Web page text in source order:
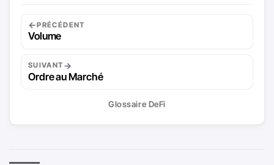
←PRÉCÉDENT
Volume
SUIVANT →
Ordre au Marché
Glossaire DeFi